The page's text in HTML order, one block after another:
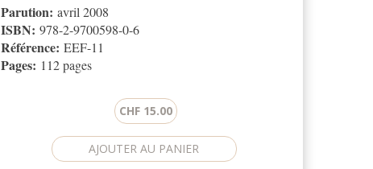
Parution: avril 2008
ISBN: 978-2-9700598-0-6
Référence: EEF-11
Pages: 112 pages
CHF 15.00